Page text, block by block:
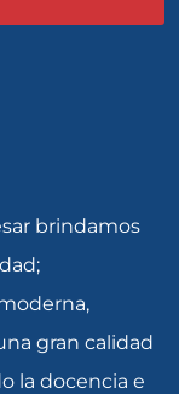
brindamos
gran calidad
la docencia e